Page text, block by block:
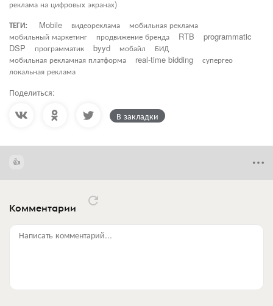
реклама на цифровых экранах)
ТЕГИ:
Mobile видеореклама
мобильная реклама
мобильный маркетинг
продвижение бренда RTB
programmatic
DSP
программатик byyd мобайл
БИД
мобильная рекламная платформа
real-time bidding
супергео
локальная реклама
Поделиться:
В закладки
Комментарии
Написать комментарий...